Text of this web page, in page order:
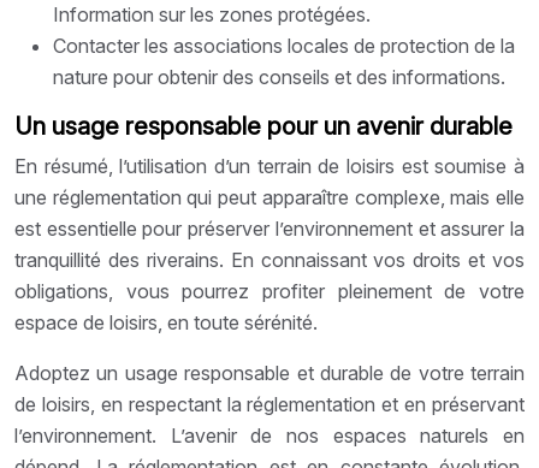
Information sur les zones protégées.
Contacter les associations locales de protection de la
nature pour obtenir des conseils et des informations.
Un usage responsable pour un avenir durable
En résumé, l’utilisation d’un terrain de loisirs est soumise à
une réglementation qui peut apparaître complexe, mais elle
est essentielle pour préserver l’environnement et assurer la
tranquillité des riverains. En connaissant vos droits et vos
obligations, vous pourrez profiter pleinement de votre
espace de loisirs, en toute sérénité.
Adoptez un usage responsable et durable de votre terrain
de loisirs, en respectant la réglementation et en préservant
l’environnement. L’avenir de nos espaces naturels en